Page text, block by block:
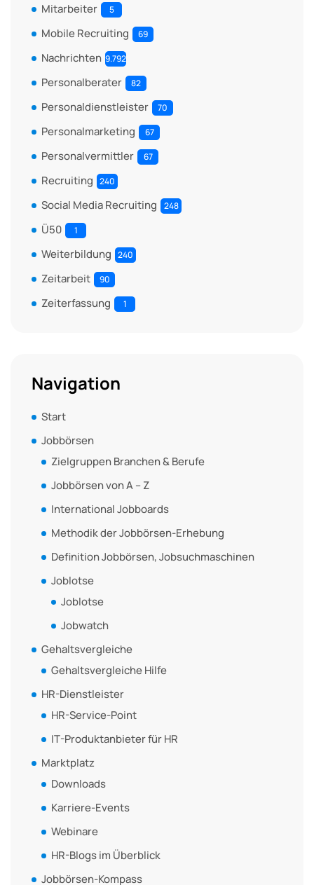
Mitarbeiter 5
Mobile Recruiting 69
Nachrichten 9.792
Personalberater 82
Personaldienstleister 70
Personalmarketing 67
Personalvermittler 67
Recruiting 240
Social Media Recruiting 248
Ü50 1
Weiterbildung 240
Zeitarbeit 90
Zeiterfassung 1
Navigation
Start
Jobbörsen
Zielgruppen Branchen & Berufe
Jobbörsen von A – Z
International Jobboards
Methodik der Jobbörsen-Erhebung
Definition Jobbörsen, Jobsuchmaschinen
Joblotse
Joblotse
Jobwatch
Gehaltsvergleiche
Gehaltsvergleiche Hilfe
HR-Dienstleister
HR-Service-Point
IT-Produktanbieter für HR
Marktplatz
Downloads
Karriere-Events
Webinare
HR-Blogs im Überblick
Jobbörsen-Kompass